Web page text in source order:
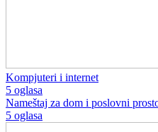
Kompjuteri i internet
5 oglasa
Nameštaj za dom i poslovni
5 oglasa